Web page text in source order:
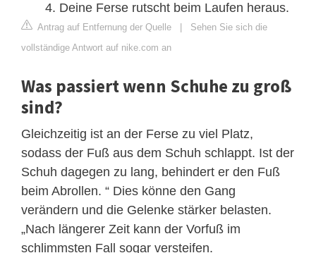
Deine Ferse rutscht beim Laufen heraus.
Antrag auf Entfernung der Quelle | Sehen Sie sich die
vollständige Antwort auf nike.com an
Was passiert wenn Schuhe zu groß
sind?
Gleichzeitig ist an der Ferse zu viel Platz,
sodass der Fuß aus dem Schuh schlappt. Ist der
Schuh dagegen zu lang, behindert er den Fuß
beim Abrollen. “ Dies könne den Gang
verändern und die Gelenke stärker belasten.
„Nach längerer Zeit kann der Vorfuß im
schlimmsten Fall sogar versteifen.